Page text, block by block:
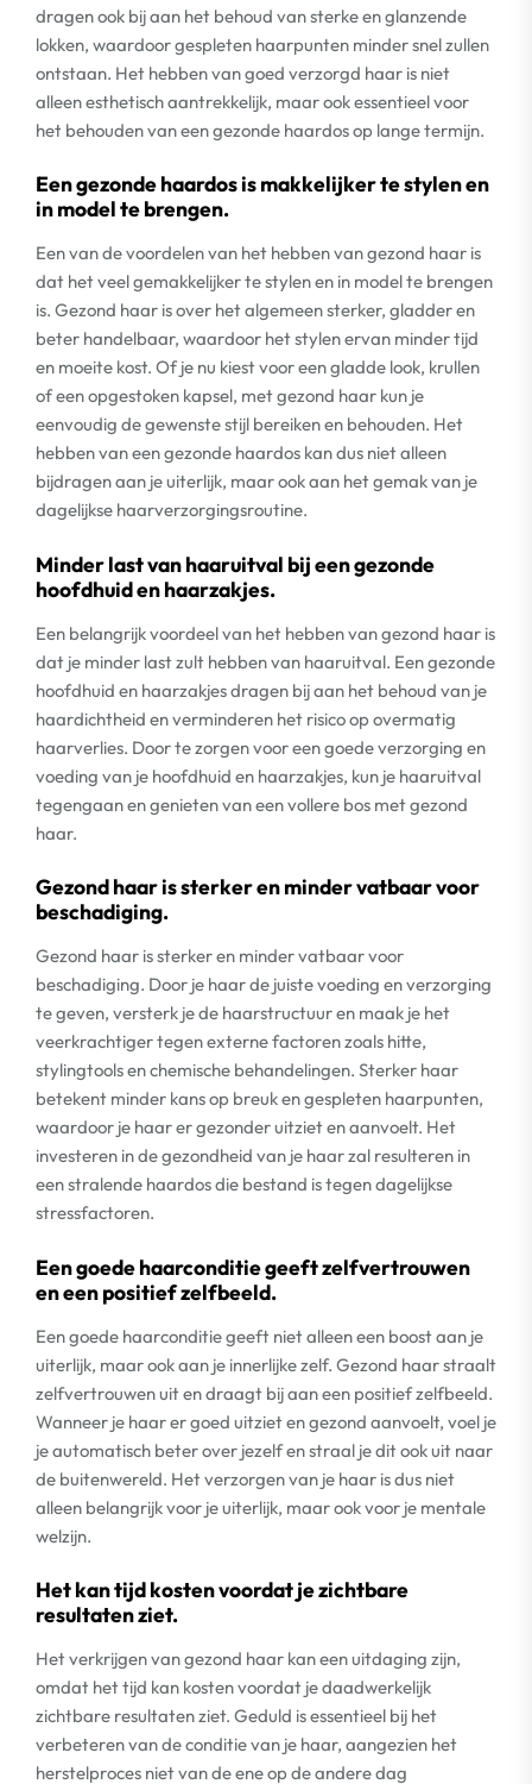
dragen ook bij aan het behoud van sterke en glanzende
lokken, waardoor gespleten haarpunten minder snel zullen
ontstaan. Het hebben van goed verzorgd haar is niet
alleen esthetisch aantrekkelijk, maar ook essentieel voor
het behouden van een gezonde haardos op lange termijn.
Een gezonde haardos is makkelijker te stylen en
in model te brengen.
Een van de voordelen van het hebben van gezond haar is
dat het veel gemakkelijker te stylen en in model te brengen
is. Gezond haar is over het algemeen sterker, gladder en
beter handelbaar, waardoor het stylen ervan minder tijd
en moeite kost. Of je nu kiest voor een gladde look, krullen
of een opgestoken kapsel, met gezond haar kun je
eenvoudig de gewenste stijl bereiken en behouden. Het
hebben van een gezonde haardos kan dus niet alleen
bijdragen aan je uiterlijk, maar ook aan het gemak van je
dagelijkse haarverzorgingsroutine.
Minder last van haaruitval bij een gezonde
hoofdhuid en haarzakjes.
Een belangrijk voordeel van het hebben van gezond haar is
dat je minder last zult hebben van haaruitval. Een gezonde
hoofdhuid en haarzakjes dragen bij aan het behoud van je
haardichtheid en verminderen het risico op overmatig
haarverlies. Door te zorgen voor een goede verzorging en
voeding van je hoofdhuid en haarzakjes, kun je haaruitval
tegengaan en genieten van een vollere bos met gezond
haar.
Gezond haar is sterker en minder vatbaar voor
beschadiging.
Gezond haar is sterker en minder vatbaar voor
beschadiging. Door je haar de juiste voeding en verzorging
te geven, versterk je de haarstructuur en maak je het
veerkrachtiger tegen externe factoren zoals hitte,
stylingtools en chemische behandelingen. Sterker haar
betekent minder kans op breuk en gespleten haarpunten,
waardoor je haar er gezonder uitziet en aanvoelt. Het
investeren in de gezondheid van je haar zal resulteren in
een stralende haardos die bestand is tegen dagelijkse
stressfactoren.
Een goede haarconditie geeft zelfvertrouwen
en een positief zelfbeeld.
Een goede haarconditie geeft niet alleen een boost aan je
uiterlijk, maar ook aan je innerlijke zelf. Gezond haar straalt
zelfvertrouwen uit en draagt bij aan een positief zelfbeeld.
Wanneer je haar er goed uitziet en gezond aanvoelt, voel je
je automatisch beter over jezelf en straal je dit ook uit naar
de buitenwereld. Het verzorgen van je haar is dus niet
alleen belangrijk voor je uiterlijk, maar ook voor je mentale
welzijn.
Het kan tijd kosten voordat je zichtbare
resultaten ziet.
Het verkrijgen van gezond haar kan een uitdaging zijn,
omdat het tijd kan kosten voordat je daadwerkelijk
zichtbare resultaten ziet. Geduld is essentieel bij het
verbeteren van de conditie van je haar, aangezien het
herstelproces niet van de ene op de andere dag